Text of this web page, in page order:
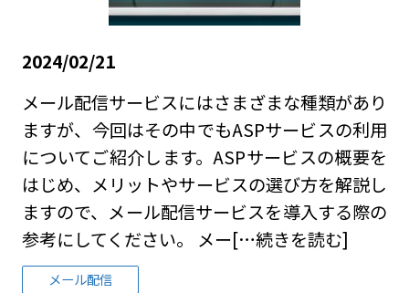
2024/02/21
メール配信サービスにはさまざまな種類があり
ますが、今回はその中でもASPサービスの利用
についてご紹介します。ASPサービスの概要を
はじめ、メリットやサービスの選び方を解説し
ますので、メール配信サービスを導入する際の
参考にしてください。 メー[…続きを読む]
メール配信